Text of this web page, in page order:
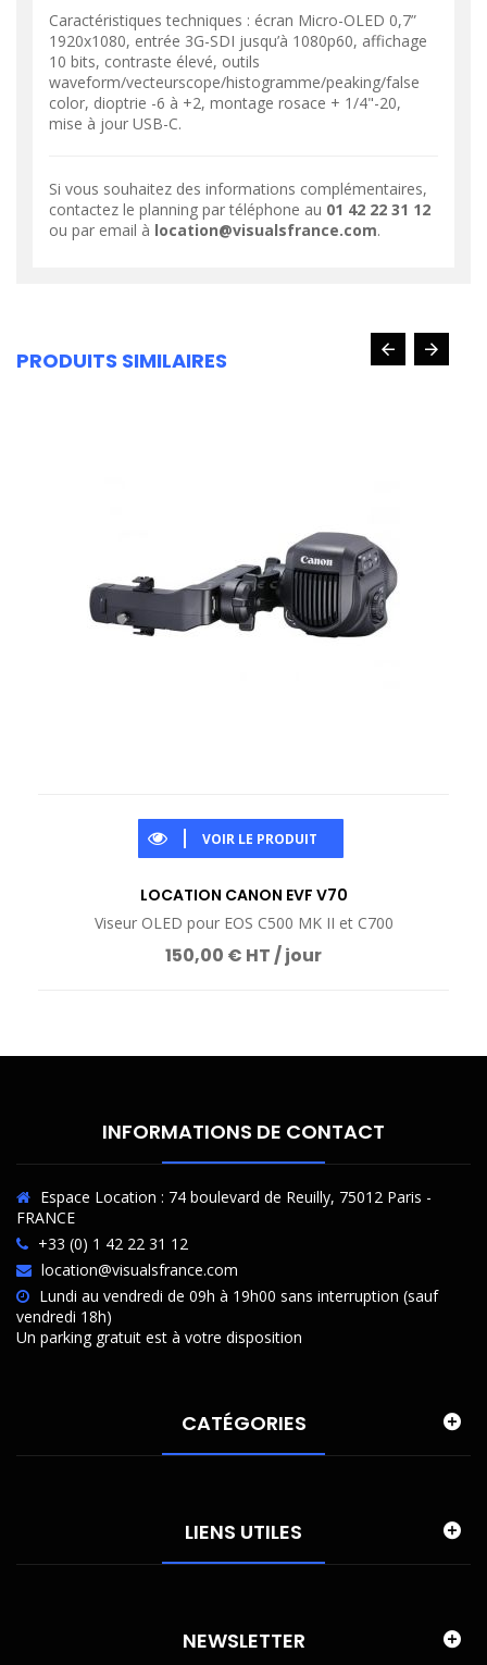
Caractéristiques techniques : écran Micro-OLED 0,7”
1920x1080, entrée 3G-SDI jusqu’à 1080p60, affichage
10 bits, contraste élevé, outils
waveform/vecteurscope/histogramme/peaking/false
color, dioptrie -6 à +2, montage rosace + 1/4"-20,
mise à jour USB-C.
Si vous souhaitez des informations complémentaires,
contactez le planning par téléphone au 01 42 22 31 12
ou par email à location@visualsfrance.com.
PRODUITS SIMILAIRES
VOIR LE PRODUIT
LOCATION CANON EVF V70
Viseur OLED pour EOS C500 MK II et C700
150,00 € HT / jour
INFORMATIONS DE CONTACT
Espace Location : 74 boulevard de Reuilly, 75012 Paris -
FRANCE
+33 (0) 1 42 22 31 12
location@visualsfrance.com
Lundi au vendredi de 09h à 19h00 sans interruption (sauf
vendredi 18h)
Un parking gratuit est à votre disposition
CATÉGORIES
LIENS UTILES
NEWSLETTER